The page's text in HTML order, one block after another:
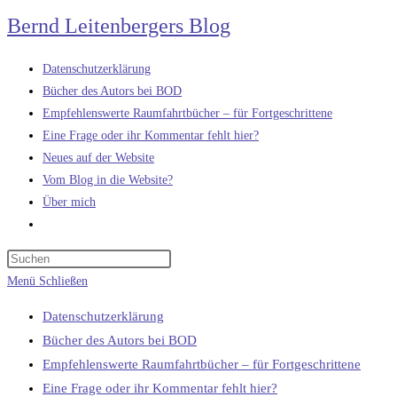
Zum
Inhalt
springen
Bernd Leitenbergers Blog
Datenschutzerklärung
Bücher des Autors bei BOD
Empfehlenswerte Raumfahrtbücher – für Fortgeschrittene
Eine Frage oder ihr Kommentar fehlt hier?
Neues auf der Website
Vom Blog in die Website?
Über mich
umschalten
Menü Schließen
Datenschutzerklärung
Bücher des Autors bei BOD
Empfehlenswerte Raumfahrtbücher – für Fortgeschrittene
Eine Frage oder ihr Kommentar fehlt hier?